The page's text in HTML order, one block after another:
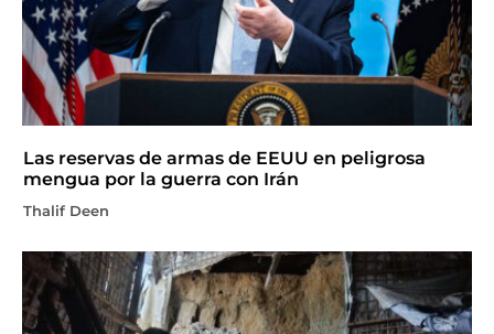
Las reservas de armas de EEUU en peligrosa
mengua por la guerra con Irán
Thalif Deen